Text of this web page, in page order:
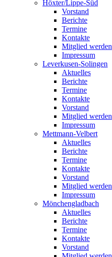
Höxter/Lippe-Süd
Vorstand
Berichte
Termine
Kontakte
Mitglied werden
Impressum
Leverkusen-Solingen
Aktuelles
Berichte
Termine
Kontakte
Vorstand
Mitglied werden
Impressum
Mettmann-Velbert
Aktuelles
Berichte
Termine
Kontakte
Vorstand
Mitglied werden
Impressum
Mönchengladbach
Aktuelles
Berichte
Termine
Kontakte
Vorstand